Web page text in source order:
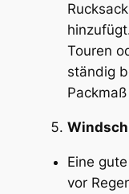
Touren
ständig
Eine
vor